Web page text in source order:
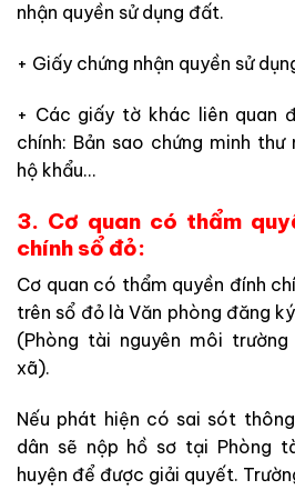
nhận quyền sử dụng đất.
+ Giấy chứng nhận quyền sử
+ Các giấy tờ khác liên quan
chính: Bản sao chứng minh thư
hộ khẩu…
3. Cơ quan có thẩm
chính sổ đỏ:
Cơ quan có thẩm quyền đính
trên sổ đỏ là Văn phòng đăng
(Phòng tài nguyên môi
xã).
Nếu phát hiện có sai sót
dân sẽ nộp hồ sơ tại Phòng
huyện để được giải quyết.